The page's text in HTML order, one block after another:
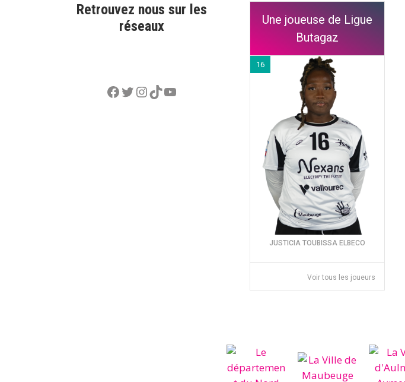
Retrouvez nous sur les
réseaux
Facebook
Twitter
Instagram
TikTok
YouTube
Une joueuse de Ligue
Butagaz
16
JUSTICIA TOUBISSA ELBECO
Voir tous les joueurs